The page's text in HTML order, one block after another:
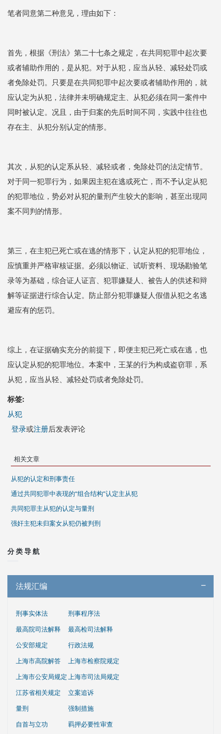
笔者同意第二种意见，理由如下：
首先，根据《刑法》第二十七条之规定，在共同犯罪中起次要
或者辅助作用的，是从犯。对于从犯，应当从轻、减轻处罚或
者免除处罚。只要是在共同犯罪中起次要或者辅助作用的，就
应认定为从犯，法律并未明确规定主、从犯必须在同一案件中
同时被认定。况且，由于归案的先后时间不同，实践中往往也
存在主、从犯分别认定的情形。
其次，从犯的认定系从轻、减轻或者，免除处罚的法定情节。
对于同一犯罪行为，如果因主犯在逃或死亡，而不予认定从犯
的犯罪地位，势必对从犯的量刑产生较大的影响，甚至出现同
案不同判的情形。
第三，在主犯已死亡或在逃的情形下，认定从犯的犯罪地位，
应慎重并严格审核证据。必须以物证、试听资料、现场勘验笔
录等为基础，综合证人证言、犯罪嫌疑人、被告人的供述和辩
解等证据进行综合认定。防止部分犯罪嫌疑人假借从犯之名逃
避应有的惩罚。
综上，在证据确实充分的前提下，即便主犯已死亡或在逃，也
应认定从犯的犯罪地位。本案中，王某的行为构成盗窃罪，系
从犯，应当从轻、减轻处罚或者免除处罚。
标签:
从犯
登录或注册后发表评论
相关文章
从犯的认定和刑事责任
通过共同犯罪中表现的“组合结构”认定主从犯
共同犯罪主从犯的认定与量刑
强奸主犯未归案女从犯仍被判刑
分类导航
法规汇编
刑事实体法
刑事程序法
最高院司法解释
最高检司法解释
公安部规定
行政法规
上海市高院解答
上海市检察院规定
上海市公安局规定 上海市司法局规定
江苏省相关规定
立案追诉
量刑
强制措施
自首与立功
羁押必要性审查